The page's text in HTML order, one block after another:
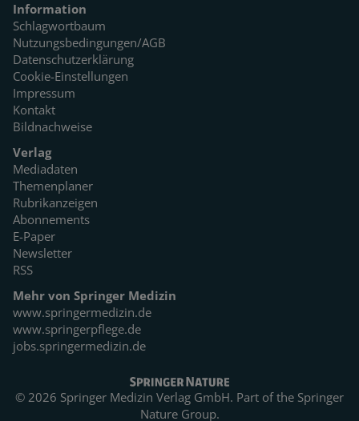
Information
Schlagwortbaum
Nutzungsbedingungen/AGB
Datenschutzerklärung
Cookie-Einstellungen
Impressum
Kontakt
Bildnachweise
Verlag
Mediadaten
Themenplaner
Rubrikanzeigen
Abonnements
E-Paper
Newsletter
RSS
Mehr von Springer Medizin
www.springermedizin.de
www.springerpflege.de
jobs.springermedizin.de
© 2026 Springer Medizin Verlag GmbH. Part of the Springer
Nature Group.